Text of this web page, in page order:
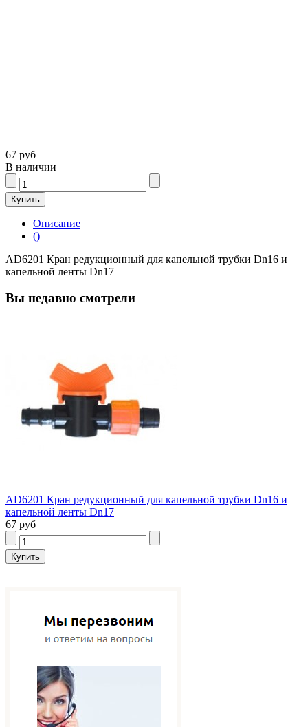
67 руб
В наличии
Описание
()
AD6201 Кран редукционный для капельной трубки Dn16 и
капельной ленты Dn17
Вы недавно смотрели
AD6201 Кран редукционный для капельной трубки Dn16 и
капельной ленты Dn17
67 руб